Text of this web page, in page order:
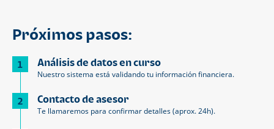
Próximos pasos:
1 Análisis de datos en curso
Nuestro sistema está validando tu información financiera.
2 Contacto de asesor
Te llamaremos para confirmar detalles (aprox. 24h).